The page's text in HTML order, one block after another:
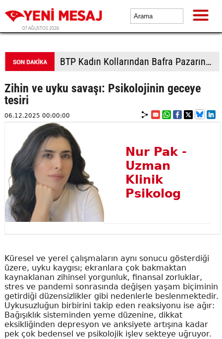
07 AĞUSTOS 2026
BTP Kadın Kollarından Bafra Pazarında dev üye hamlesi
Zihin ve uyku savaşı: Psikolojinin geceye
tesiri
06.12.2025 00:00:00
Nur Pak -
Uzman
Klinik
Psikolog
Küresel ve yerel çalışmaların aynı sonucu gösterdiği
üzere, uyku kaygısı; ekranlara çok bakmaktan
kaynaklanan zihinsel yorgunluk, finansal zorluklar,
stres ve pandemi sonrasında değişen yaşam biçiminin
getirdiği düzensizlikler gibi nedenlerle beslenmektedir.
Uykusuzluğun birbirini takip eden reaksiyonu ise ağır:
Bağışıklık sisteminden yeme düzenine, dikkat
eksikliğinden depresyon ve anksiyete artışına kadar
pek çok bedensel ve psikolojik işlev sekteye uğruyor.